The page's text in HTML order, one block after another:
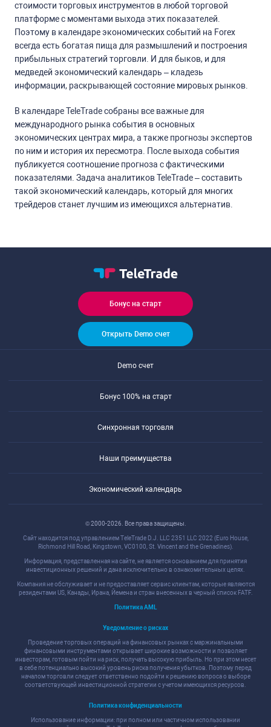
стоимости торговых инструментов в любой торговой
платформе с моментами выхода этих показателей.
Поэтому в календаре экономических событий на Forex
всегда есть богатая пища для размышлений и построения
прибыльных стратегий торговли. И для быков, и для
медведей экономический календарь – кладезь
информации, раскрывающей состояние мировых рынков.
В календаре TeleTrade собраны все важные для
международного рынка события в основных
экономических центрах мира, а также прогнозы экспертов
по ним и история их пересмотра. После выхода события
публикуется соотношение прогноза с фактическими
показателями. Задача аналитиков TeleTrade – составить
такой экономический календарь, который для многих
трейдеров станет лучшим из имеющихся альтернатив.
Бонус на старт
Открыть Demo счет
Demo счет
Бонус 100% на старт
Синхронная торговля
Наши преимущества
Экономический календарь
© 2000-2026. Все права защищены.
Сайт находится под управлением TeleTrade D.J. LLC 2351 LLC 2022 (Euro House,
Richmond Hill Road, Kingstown, VC0100, St. Vincent and the Grenadines).
Информация, представленная на сайте, не является основанием для принятия
инвестиционных решений и дана исключительно в ознакомительных целях.
Компания не обслуживает и не предоставляет сервис клиентам, которые являются
резидентами US, Канады, Ирана, Йемена и стран внесенных в черный список FATF.
Политика AML
Уведомление о рисках
Проведение торговых операций на финансовых рынках с маржинальными
финансовыми инструментами открывает широкие возможности и позволяет
инвесторам, готовым пойти на риск, получать высокую прибыль. Но при этом несет
в себе потенциально высокий уровень риска получения убытков. Поэтому перед
началом торговли следует ответственно подойти к решению вопроса о выборе
соответствующей инвестиционной стратегии с учетом имеющихся ресурсов.
Политика конфиденциальности
Использование информации: при полном или частичном использовании